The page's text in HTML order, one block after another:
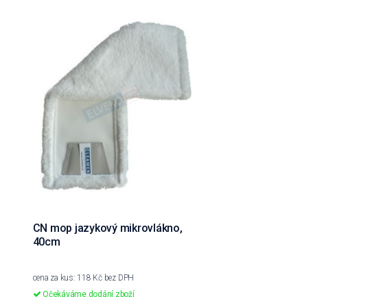
CN mop jazykový mikrovlákno,
40cm
cena za kus: 118 Kč bez DPH
Očekáváme dodání zboží